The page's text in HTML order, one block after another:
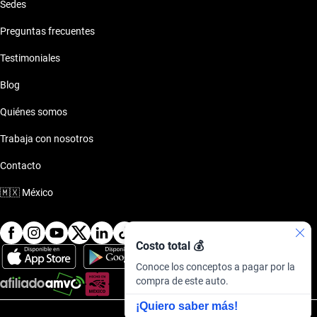
Costo total 💰
Conoce los conceptos a pagar por la
compra de este auto.
¡Quiero saber más!
Sedes
Preguntas frecuentes
Testimoniales
Blog
Quiénes somos
Trabaja con nosotros
Contacto
🇲🇽 México